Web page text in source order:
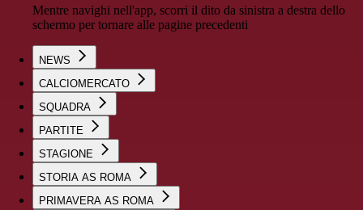
Mentre navighi nell'app, scorri il dito da sinistra a destra dello
schermo per tornare alle pagine precedenti
NEWS
CALCIOMERCATO
SQUADRA
PARTITE
STAGIONE
STORIA AS ROMA
PRIMAVERA AS ROMA